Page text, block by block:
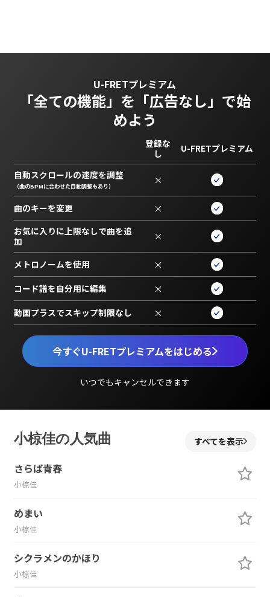
U-FRETプレミアム
「全ての機能」を 「広告なし」で始
めよう
今すぐU-FRETプレミアムをはじめる
いつでもキャンセルできます
登録な
し
U-FRETプレミアム
自動スクロールの速度を調整
（曲のBPMに合わせた自動調整もあり） ×
曲のキーを変更 ×
お気に入りに上限なしで曲を追
加
×
メトロノームを使用 ×
コード譜を自分用に編集 ×
動画プラスでスキップ制限なし ×
小椋佳の人気曲 すべてを表示
さらば青春
小椋佳
めまい
小椋佳
シクラメンのかほり
小椋佳